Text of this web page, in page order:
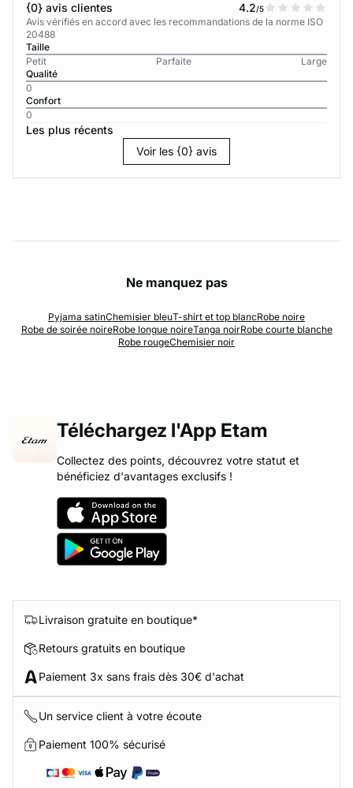
{0} avis clientes 4.2/5
Avis vérifiés en accord avec les recommandations de la norme ISO
20488
Taille
Petit
Parfaite
Large
Qualité
0
Confort
0
Les plus récents
Voir les {0} avis
Ne manquez pas
Pyjama satinChemisier bleuT-shirt et top blancRobe noire
Robe de soirée noireRobe longue noireTanga noirRobe courte blanche
Robe rougeChemisier noir
Téléchargez l'App Etam
Collectez des points, découvrez votre statut et
bénéficiez d'avantages exclusifs !
Livraison gratuite en boutique*
Retours gratuits en boutique
Paiement 3x sans frais dès 30€ d'achat
Un service client à votre écoute
Paiement 100% sécurisé